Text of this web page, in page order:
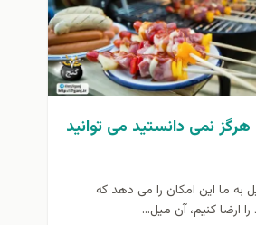
هرگز نمی دانستید می توانید
به ما این امکان را می دهد که
ارضا کنیم، آن میل...